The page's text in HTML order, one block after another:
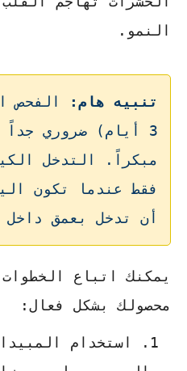
النمو.
تنبيه هام:
الفحص
3 أيام) ضروري جداً
مبكراً. التدخل
فقط عندما تكون
أن تدخل بعمق داخل
يمكنك اتباع
محصولك بشكل فعال:
استخدام